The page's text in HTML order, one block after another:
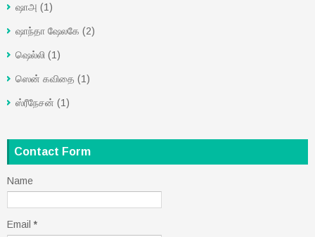
ஷாஅ (1)
ஷாந்தா ஷேலகே (2)
ஷெல்லி (1)
ஸென் கவிதை (1)
ஸ்ரீநேசன் (1)
Contact Form
Name
Email *